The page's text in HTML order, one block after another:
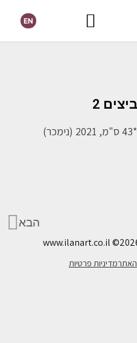
EN
הבא
2
האתרמדיניות פרטיות